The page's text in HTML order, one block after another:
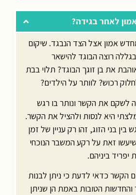
לאחר בגידה?
אמון אצל הצד הנבגד. שיקום
רוצה הבוגד להישאר
את בן זוגך הבוגד? תלוי בבת
רכוש? לוותר על הילדים?
לשקם את הקשר ונותר בו רגש
היא לנסות ולהציל את הקשר.
בני הזוג, זהו רק עניין של זמן
זאת על רקע המשבר הנוכחי
יפריד ביניהם.
הקשר כדאי לדעת כי ניתן לבנות
הטובות באמת הן שניתן